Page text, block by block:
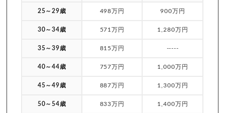
25～29歳 498万円 900万円
30～34歳 571万円 1,280万円
35～39歳 815万円 -----
40～44歳 757万円 1,000万円
45～49歳 887万円 1,300万円
50～54歳 833万円 1,400万円